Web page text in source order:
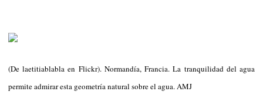
(De laetitiablabla en Flickr). Normandía, Francia. La tranquilidad del agua
permite admirar esta geometría natural sobre el agua. AMJ